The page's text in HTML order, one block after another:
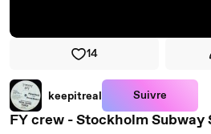
14
keepitreal Suivre
FY crew - Stockholm